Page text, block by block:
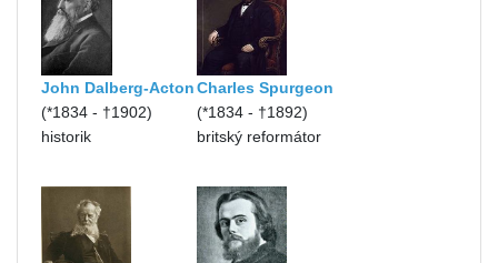
John Dalberg-Acton
(*1834 - †1902)
historik
Charles Spurgeon
(*1834 - †1892)
britský reformátor